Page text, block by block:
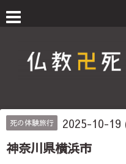
死の体験旅行 2025-10-19
神奈川県横浜市